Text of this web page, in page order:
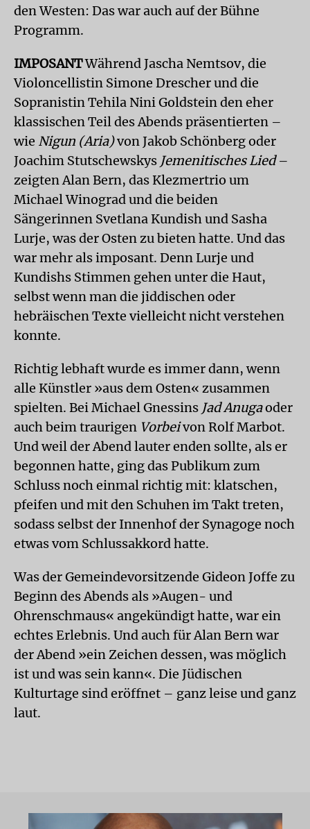
den Westen: Das war auch auf der Bühne
Programm.
IMPOSANTWährend Jascha Nemtsov, die
Violoncellistin Simone Drescher und die
Sopranistin Tehila Nini Goldstein den eher
klassischen Teil des Abends präsentierten –
wie Nigun (Aria)von Jakob Schönberg oder
Joachim Stutschewskys Jemenitisches Lied–
zeigten Alan Bern, das Klezmertrio um
Michael Winograd und die beiden
Sängerinnen Svetlana Kundish und Sasha
Lurje, was der Osten zu bieten hatte. Und das
war mehr als imposant. Denn Lurje und
Kundishs Stimmen gehen unter die Haut,
selbst wenn man die jiddischen oder
hebräischen Texte vielleicht nicht verstehen
konnte.
Richtig lebhaft wurde es immer dann, wenn
alle Künstler »aus dem Osten« zusammen
spielten. Bei Michael Gnessins Jad Anugaoder
auch beim traurigen Vorbeivon Rolf Marbot.
Und weil der Abend lauter enden sollte, als er
begonnen hatte, ging das Publikum zum
Schluss noch einmal richtig mit: klatschen,
pfeifen und mit den Schuhen im Takt treten,
sodass selbst der Innenhof der Synagoge noch
etwas vom Schlussakkord hatte.
Was der Gemeindevorsitzende Gideon Joffe zu
Beginn des Abends als »Augen- und
Ohrenschmaus« angekündigt hatte, war ein
echtes Erlebnis. Und auch für Alan Bern war
der Abend »ein Zeichen dessen, was möglich
ist und was sein kann«. Die Jüdischen
Kulturtage sind eröffnet – ganz leise und ganz
laut.